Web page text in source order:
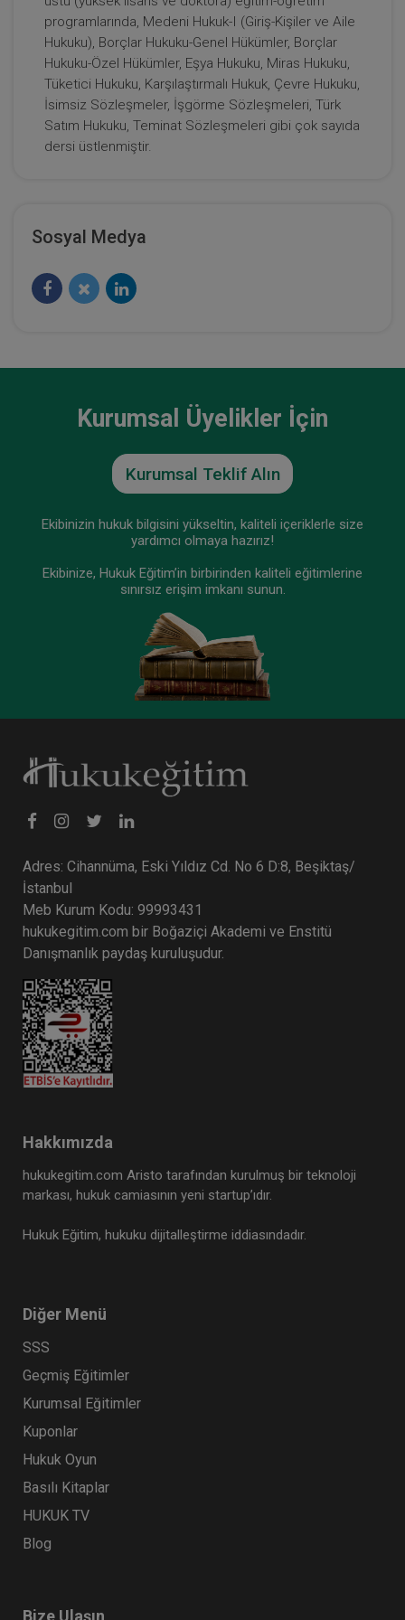
Tüketici Hukuku Enstitüsü
Kat Mülkiyeti ve Kentsel Dönüşüm Hukuku - IV.
Medeni Hukuk Kongresi - VIII. Oturum
Tüketici Hukuku Enstitüsü
Ayni Haklar - IV. Medeni Hukuk Kongresi - VI.
Sepete Ekle
Tüketici Hukuku Enstitüsü
Taşınmaz Hukuku - IV. Medeni Hukuk Kongresi -
VII. Oturum
360 TL
Çocuk Hukuku - IV. Medeni Hukuk Kongresi - V.
Oturum
360 TL
programlarında, Medeni Hukuk-I (Giriş-Kişiler ve Aile
Hukuku), Borçlar Hukuku-Genel Hükümler, Borçlar
Hukuku-Özel Hükümler, Eşya Hukuku, Miras Hukuku,
Tüketici Hukuku, Karşılaştırmalı Hukuk, Çevre Hukuku,
İsimsiz Sözleşmeler, İşgörme Sözleşmeleri, Türk
Satım Hukuku, Teminat Sözleşmeleri gibi çok sayıda
dersi üstlenmiştir.
Sosyal Medya
Kurumsal Üyelikler İçin
Kurumsal Teklif Alın
Ekibinizin hukuk bilgisini yükseltin, kaliteli içeriklerle size
yardımcı olmaya hazırız!
Ekibinize, Hukuk Eğitim’in birbirinden kaliteli eğitimlerine
sınırsız erişim imkanı sunun.
Adres: Cihannüma, Eski Yıldız Cd. No 6 D:8, Beşiktaş/
İstanbul
Meb Kurum Kodu: 99993431
hukukegitim.com bir Boğaziçi Akademi ve Enstitü
Danışmanlık paydaş kuruluşudur.
Hakkımızda
hukukegitim.com Aristo tarafından kurulmuş bir teknoloji
markası, hukuk camiasının yeni startup’ıdır.
Hukuk Eğitim, hukuku dijitalleştirme iddiasındadır.
Diğer Menü
SSS
Geçmiş Eğitimler
Kurumsal Eğitimler
Kuponlar
Hukuk Oyun
Basılı Kitaplar
HUKUK TV
Blog
Bize Ulaşın